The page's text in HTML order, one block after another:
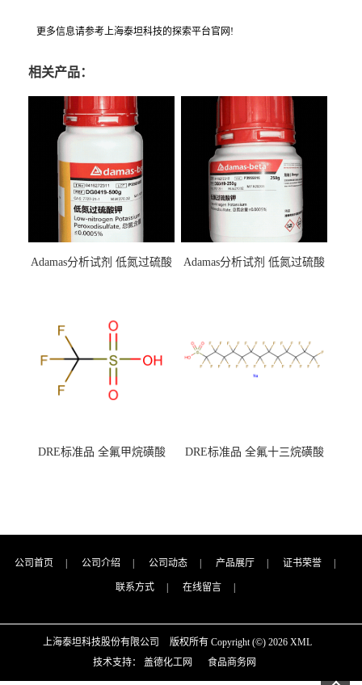
更多信息请参考上海泰坦科技的探索平台官网!
相关产品：
Adamas分析试剂 低氮过硫酸
（泰坦现货供应）
Adamas分析试剂 低氮过硫酸
DRE标准品 全氟甲烷磺酸
DRE标准品 全氟十三烷磺酸
公司首页 公司介绍 公司动态 产品展厅 证书荣誉
联系方式 在线留言
上海泰坦科技股份有限公司 版权所有 Copyright (©) 2026 XML
技术支持： 盖德化工网 食品商务网